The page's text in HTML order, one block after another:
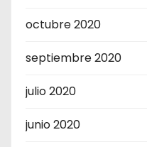
octubre 2020
septiembre 2020
julio 2020
junio 2020